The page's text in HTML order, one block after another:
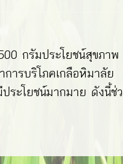
กรัมประโยชน์สุขภาพ
ารบริโภคเกลือหิมาลัย
ระโยชน์มากมาย ดังนี้ช่